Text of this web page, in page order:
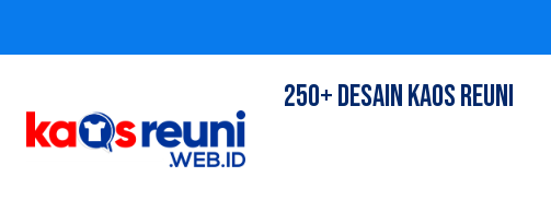
content
250+ DESAIN KAOS REUNI